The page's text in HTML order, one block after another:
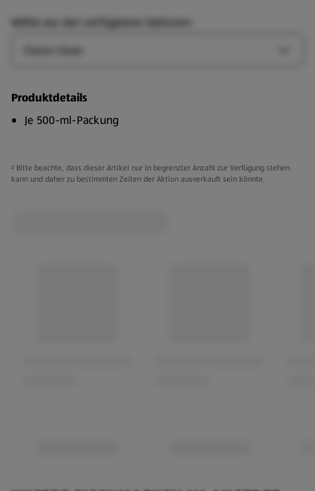
Wähle aus den verfügbaren Optionen:
Produktdetails
Je 500-ml-Packung​
² Bitte beachte, dass dieser Artikel nur in begrenzter Anzahl zur Verfügung stehen
kann und daher zu bestimmten Zeiten der Aktion ausverkauft sein könnte.